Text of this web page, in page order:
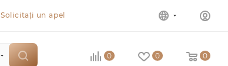
Solicitați un apel
0 0 0